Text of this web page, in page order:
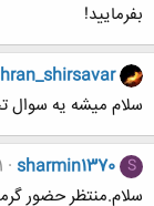
بفرمایید!
سلام میشه یه
S
sharmin1370
سلام.منتظر حضور